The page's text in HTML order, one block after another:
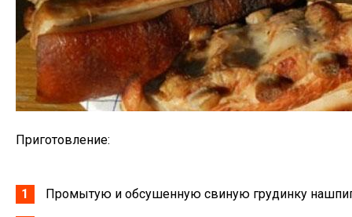
Приготовление:
Промытую и обсушенную свиную грудинку